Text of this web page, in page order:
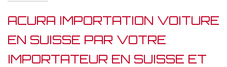
ACURA IMPORTATION VOITURE
EN SUISSE PAR VOTRE
IMPORTATEUR EN SUISSE ET